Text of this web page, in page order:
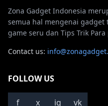
Zona Gadget Indonesia
semua hal mengenai
game seru dan Tips Trik
Contact us:
FOLLOW US
f x ig vk